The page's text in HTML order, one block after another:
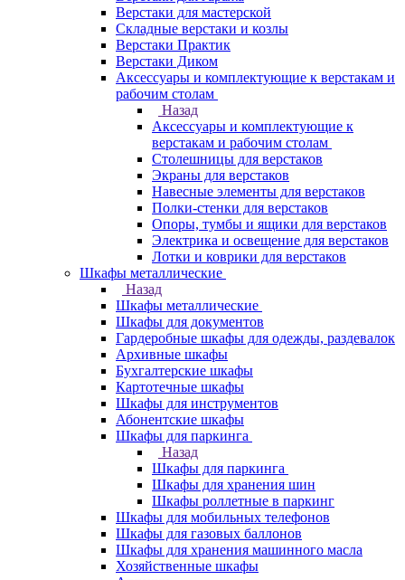
Верстаки для мастерской
Складные верстаки и козлы
Верстаки Практик
Верстаки Диком
Аксессуары и комплектующие к верстакам и
рабочим столам
Назад
Аксессуары и комплектующие к
верстакам и рабочим столам
Столешницы для верстаков
Экраны для верстаков
Навесные элементы для верстаков
Полки-стенки для верстаков
Опоры, тумбы и ящики для верстаков
Электрика и освещение для верстаков
Лотки и коврики для верстаков
Шкафы металлические
Назад
Шкафы металлические
Шкафы для документов
Гардеробные шкафы для одежды, раздевалок
Архивные шкафы
Бухгалтерские шкафы
Картотечные шкафы
Шкафы для инструментов
Абонентские шкафы
Шкафы для паркинга
Назад
Шкафы для паркинга
Шкафы для хранения шин
Шкафы роллетные в паркинг
Шкафы для мобильных телефонов
Шкафы для газовых баллонов
Шкафы для хранения машинного масла
Хозяйственные шкафы